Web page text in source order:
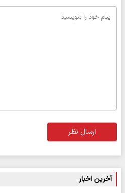
ارسال نظر
آخرین اخبار